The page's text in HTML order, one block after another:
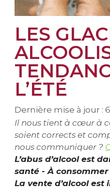
LES
L’ÉTÉ
Dernière mise à jour :
Il nous tient à cœur à
soient corrects et
nous communiquer ?
L’abus d’alcool est
santé - À
La vente d’alcool est